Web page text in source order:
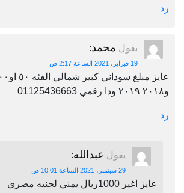
رد
يقول محمد:
19 فبراير، 2021 الساعة 2:17 ص
و٢٠١٨ ٢٠١٩ ودا رقمي 01125436663
رد
يقول عبدالله:
29 سبتمبر، 2021 الساعة 10:01 ص
عايز اغير 1000ريال يمني لجنيه مصري